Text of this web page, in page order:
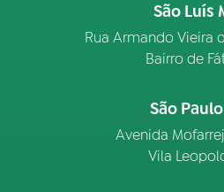
São Luís
Rua Armando Vieira
Bairro de
São
Avenida
Vila